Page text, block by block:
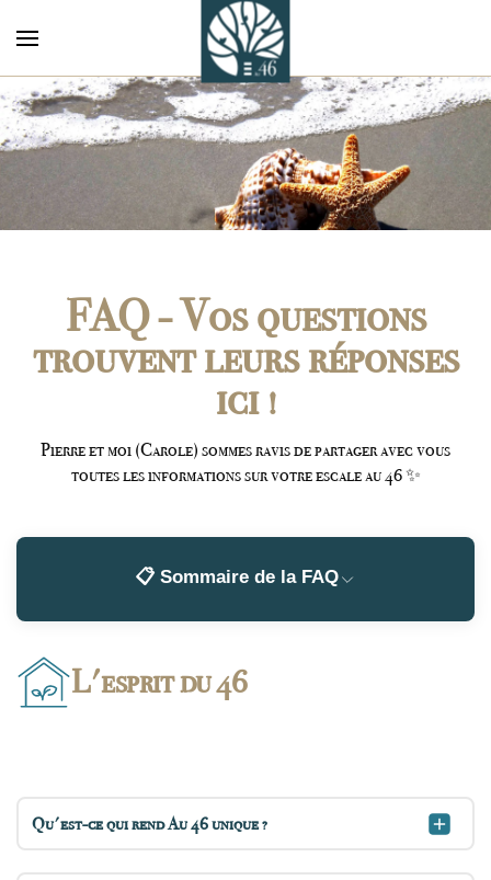
Accéder au contenu principal
FAQ - Vos questions
trouvent leurs réponses
ici !
Pierre et moi (Carole) sommes ravis de partager avec vous
toutes les informations sur votre escale au 46 ✨
📋 Sommaire de la FAQ
L'esprit du 46
Qu'est-ce qui rend Au 46 unique ?